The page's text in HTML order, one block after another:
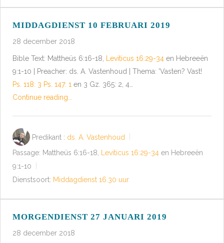
MIDDAGDIENST 10 FEBRUARI 2019
28 december 2018
Bible Text: Mattheüs 6:16-18, Leviticus 16:29-34 en Hebreeën
9:1-10 | Preacher: ds. A. Vastenhoud | Thema: 'Vasten? Vast!
Ps. 118: 3 Ps. 147: 1 en 3 Gz. 365: 2, 4…
Continue reading...
Predikant : ds. A. Vastenhoud
Passage: Mattheüs 6:16-18, Leviticus 16:29-34 en Hebreeën
9:1-10
Dienstsoort: Middagdienst 16.30 uur
MORGENDIENST 27 JANUARI 2019
28 december 2018